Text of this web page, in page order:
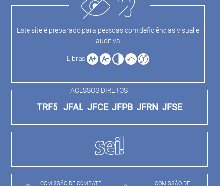
Este site é preparado para pessoas com deficiências visual e
auditiva
Libras
ACESSOS DIRETOS
TRF5 JFAL JFCE JFPB JFRN JFSE
COMISSÃO DE COMBATE
COMISSÃO DE